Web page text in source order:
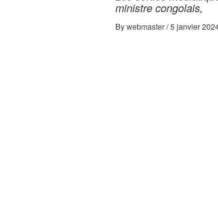
ministre congolais,
Bywebmaster/5 janvier